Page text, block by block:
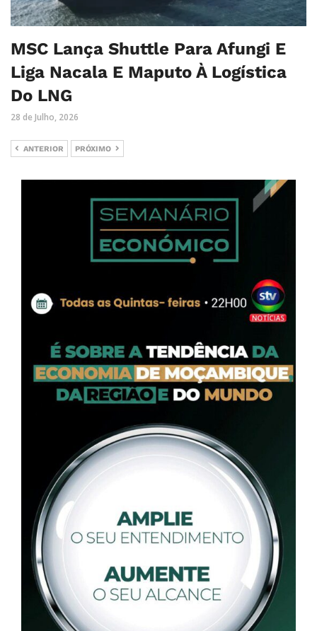
MSC Lança Shuttle Para Afungi E
Liga Nacala E Maputo À Logística
Do LNG
28 de Julho, 2026
ANTERIOR PRÓXIMO